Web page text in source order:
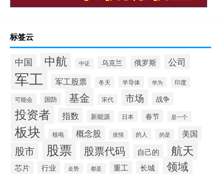
标签云
中国 中航 中证 乌克兰 俄罗斯 公司
军工 军工股票 冬天 半导体 华为 印度
可能会 国防 基金 宋代 市场 战争
投资者 指数 新能源 日本 春节 是一个
板块 核电 概念股 疫情 的人 的是 美国
股市 股票 股票代码 自己的 航天
芯片 行业 走势 都是 重工 长城 领域